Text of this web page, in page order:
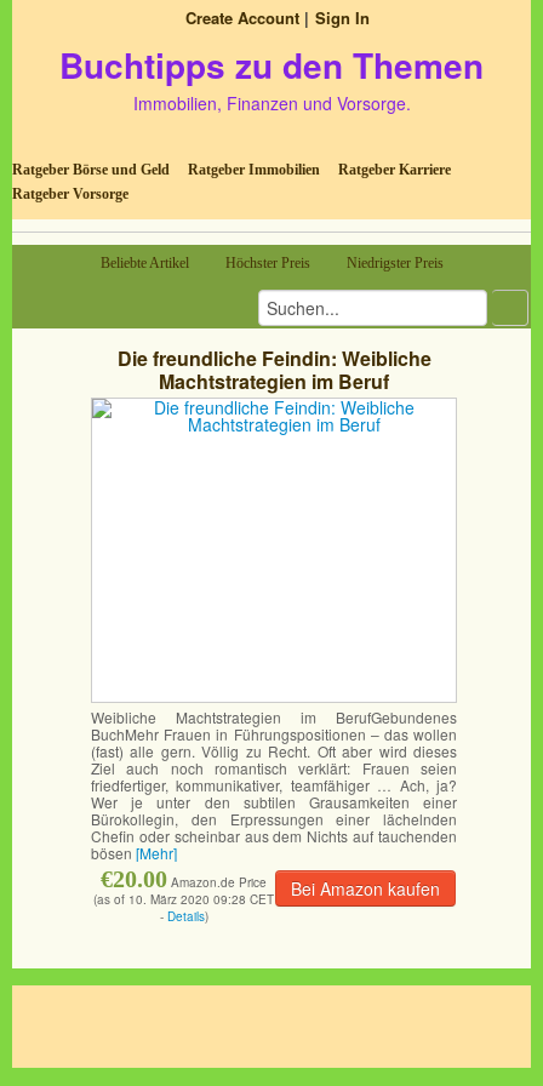
Create Account Sign In
Buchtipps zu den Themen
Immobilien, Finanzen und Vorsorge.
Ratgeber Börse und Geld Ratgeber Immobilien
Ratgeber Karriere
Ratgeber Vorsorge
Beliebte Artikel Höchster Preis Niedrigster Preis
Die freundliche Feindin: Weibliche
Machtstrategien im Beruf
Weibliche Machtstrategien im BerufGebundenes
BuchMehr Frauen in Führungspositionen – das wollen
(fast) alle gern. Völlig zu Recht. Oft aber wird dieses
Ziel auch noch romantisch verklärt: Frauen seien
friedfertiger, kommunikativer, teamfähiger … Ach, ja?
Wer je unter den subtilen Grausamkeiten einer
Bürokollegin, den Erpressungen einer lächelnden
Chefin oder scheinbar aus dem Nichts auf tauchenden
bösen [Mehr]
Bei Amazon kaufen
€20.00 Amazon.de Price
(as of 10. März 2020 09:28 CET
- Details)